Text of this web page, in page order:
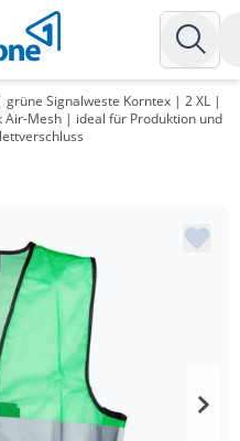
Signalweste Korntex | 2 XL |
Mesh | ideal für Produktion und